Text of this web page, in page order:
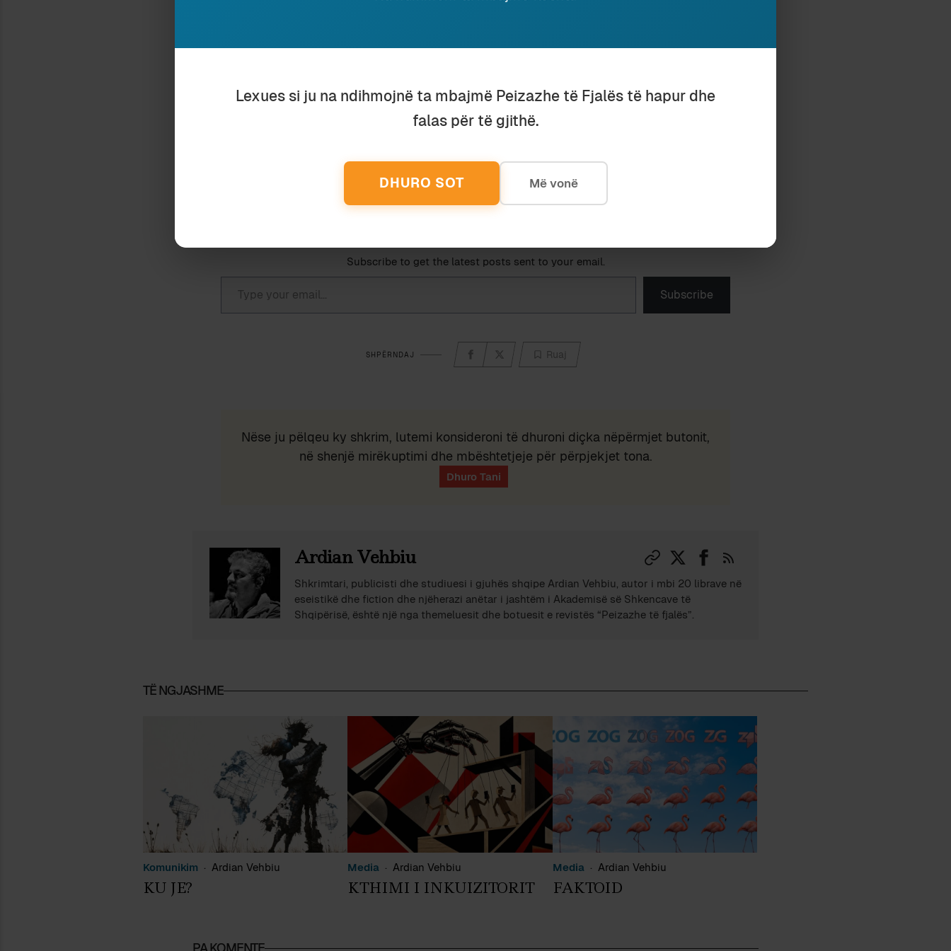
In "Komunikim"
Subscribe to get the latest posts sent to your email.
Type your email…
Subscribe
SHPËRNDAJ Ruaj
Nëse ju pëlqeu ky shkrim, lutemi konsideroni të dhuroni diçka nëpërmjet butonit,
në shenjë mirëkuptimi dhe mbështetjeje për përpjekjet tona.
Ardian Vehbiu
Shkrimtari, publicisti dhe studiuesi i gjuhës shqipe Ardian Vehbiu, autor i mbi 20 librave në
eseistikë dhe fiction dhe njëherazi anëtar i jashtëm i Akademisë së Shkencave të
Shqipërisë, është një nga themeluesit dhe botuesit e revistës “Peizazhe të fjalës”.
TË NGJASHME
Komunikim Ardian Vehbiu
KU JE?
Media Ardian Vehbiu
KTHIMI I INKUIZITORIT
Media Ardian Vehbiu
FAKTOID
PA KOMENTE
Lexues si ju na ndihmojnë ta mbajmë Peizazhe të Fjalës të hapur dhe
falas për të gjithë.
DHURO SOT Më vonë